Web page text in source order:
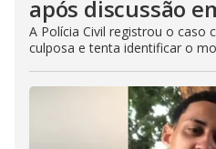
após discussão
A Polícia Civil registrou o caso
culposa e tenta identificar o